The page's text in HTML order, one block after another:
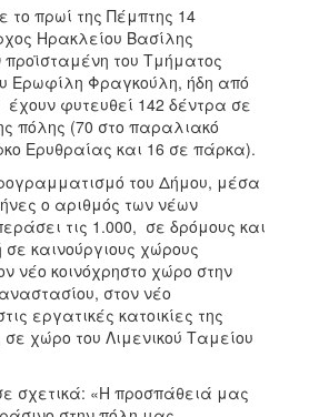
πρωί της Πέμπτης 14
Ηρακλείου Βασίλης
του Τμήματος
Ερωφίλη Φραγκούλη, ήδη από
έχουν φυτευθεί 142 δέντρα σε
πόλης (70 στο παραλιακό
Ερυθραίας και 16 σε πάρκα).
του Δήμου, μέσα
ο αριθμός των νέων
τις 1.000, σε δρόμους και
καινούργιους χώρους
νέο κοινόχρηστο χώρο στην
στον νέο
εργατικές κατοικίες της
σε χώρο του Λιμενικού Ταμείου
σχετικά: «Η προσπάθειά μας